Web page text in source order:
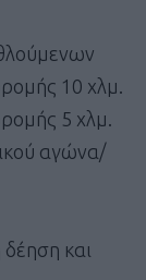
10 χλμ.
5 χλμ.
αγώνα/
και